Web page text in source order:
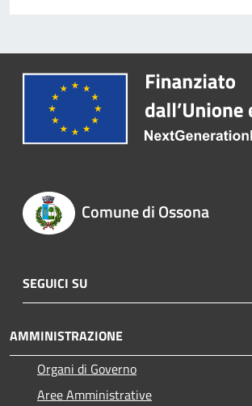
Comune di Ossona
SEGUICI SU
AMMINISTRAZIONE
Organi di Governo
Aree Amministrative